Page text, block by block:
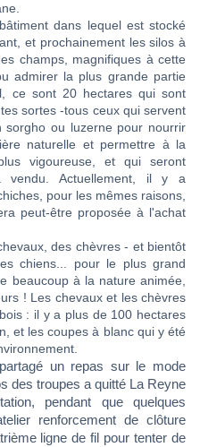
dans lequel est stocké
et prochainement les silos à
champs, magnifiques à cette
admirer la plus grande partie
ce sont 20 hectares qui sont
sortes -tous ceux qui servent
ou luzerne pour nourrir
naturelle et permettre à la
vigoureuse, et qui seront
vendu. Actuellement, il y a
pour les mêmes raisons,
peut-être proposée à l'achat
des chèvres - et bientôt
chiens... pour le plus grand
beaucoup à la nature animée,
! Les chevaux et les chèvres
: il y a plus de 100 hectares
et les coupes à blanc qui y été
un repas sur le mode
des troupes a quitté La Reyne
pendant que quelques
renforcement de clôture
ligne de fil pour tenter de